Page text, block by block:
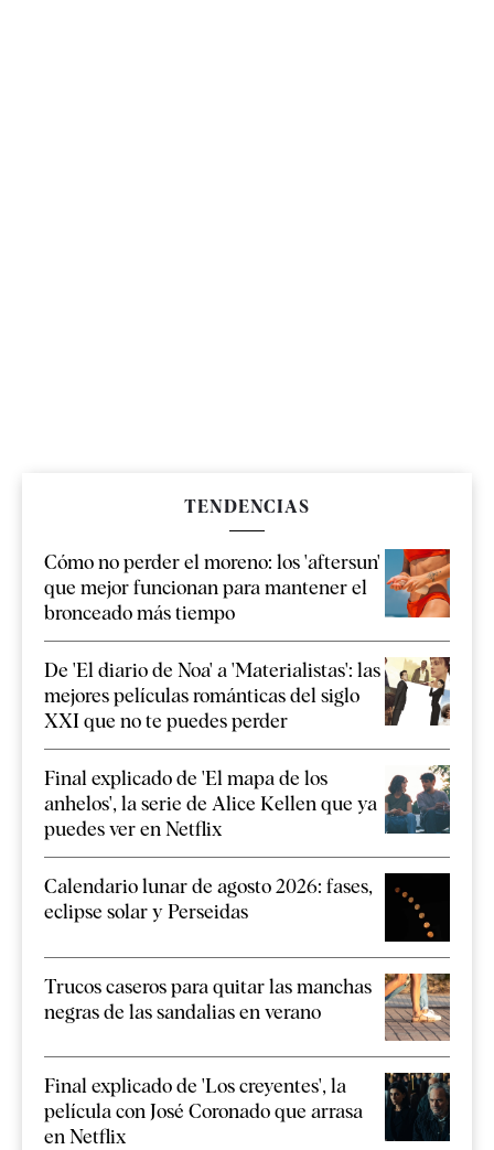
TENDENCIAS
Cómo no perder el moreno: los 'aftersun'
que mejor funcionan para mantener el
bronceado más tiempo
De 'El diario de Noa' a 'Materialistas': las
mejores películas románticas del siglo
XXI que no te puedes perder
Final explicado de 'El mapa de los
anhelos', la serie de Alice Kellen que ya
puedes ver en Netflix
Calendario lunar de agosto 2026: fases,
eclipse solar y Perseidas
Trucos caseros para quitar las manchas
negras de las sandalias en verano
Final explicado de 'Los creyentes', la
película con José Coronado que arrasa
en Netflix